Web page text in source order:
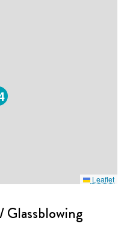
Leaflet
/ Glassblowing